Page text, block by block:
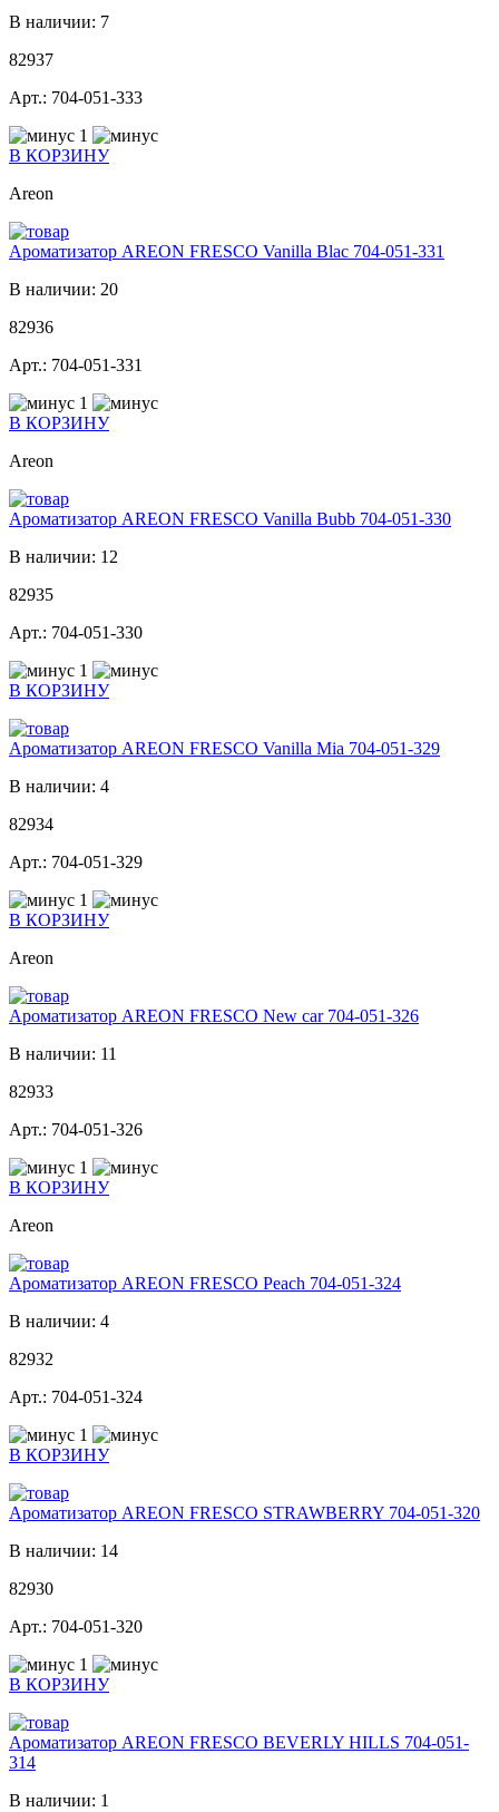
В наличии: 7
82937
Арт.: 704-051-333
1
В КОРЗИНУ
Areon
Ароматизатор AREON FRESCO Vanilla Blac 704-051-331
В наличии: 20
82936
Арт.: 704-051-331
1
В КОРЗИНУ
Areon
Ароматизатор AREON FRESCO Vanilla Bubb 704-051-330
В наличии: 12
82935
Арт.: 704-051-330
1
В КОРЗИНУ
Ароматизатор AREON FRESCO Vanilla Mia 704-051-329
В наличии: 4
82934
Арт.: 704-051-329
1
В КОРЗИНУ
Areon
Ароматизатор AREON FRESCO New car 704-051-326
В наличии: 11
82933
Арт.: 704-051-326
1
В КОРЗИНУ
Areon
Ароматизатор AREON FRESCO Peach 704-051-324
В наличии: 4
82932
Арт.: 704-051-324
1
В КОРЗИНУ
Ароматизатор AREON FRESCO STRAWBERRY 704-051-320
В наличии: 14
82930
Арт.: 704-051-320
1
В КОРЗИНУ
Ароматизатор AREON FRESCO BEVERLY HILLS 704-051-
314
В наличии: 1